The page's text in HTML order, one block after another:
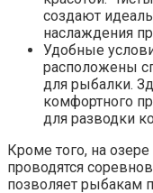
создают
наслаждения
Удобные
расположены
для рыбалки.
комфортного
для разводки
Кроме того, на
проводятся
позволяет рыбакам